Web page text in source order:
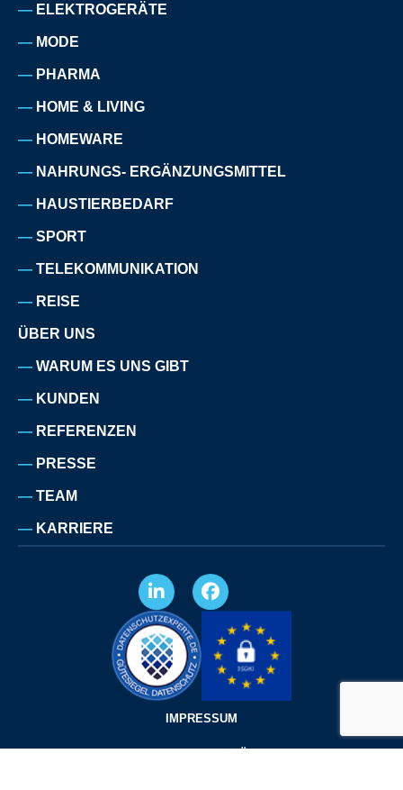
ELEKTROGERÄTE
MODE
PHARMA
HOME & LIVING
HOMEWARE
NAHRUNGS- ERGÄNZUNGSMITTEL
HAUSTIERBEDARF
SPORT
TELEKOMMUNIKATION
REISE
ÜBER UNS
WARUM ES UNS GIBT
KUNDEN
REFERENZEN
PRESSE
TEAM
KARRIERE
IMPRESSUM